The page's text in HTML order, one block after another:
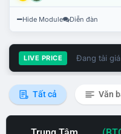
Hide Module Diễn đàn
LIVE PRICE Đang tải
Tất cả Văn